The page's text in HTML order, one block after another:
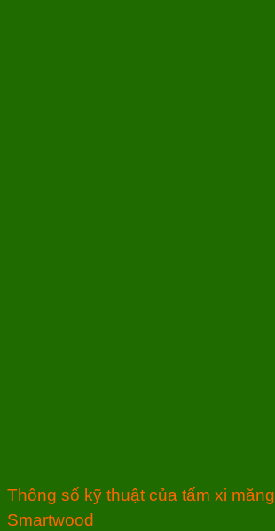
Thông số kỹ thuật của tấm xi
Smartwood